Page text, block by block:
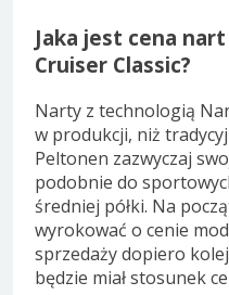
Jaka jest cena
Cruiser Classic?
Narty z technologią
w produkcji, niż
Peltonen zazwyczaj
podobnie do
średniej półki. Na
wyrokować o cenie
sprzedaży dopiero
będzie miał stosunek